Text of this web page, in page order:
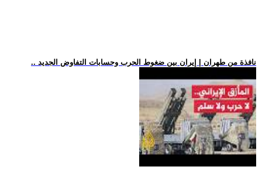
.. نافذة من طهران | إيران بين ضغوط الحرب وحسابات التفاوض الجديد